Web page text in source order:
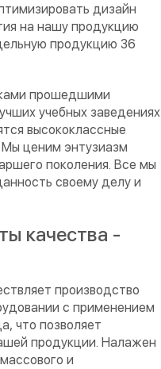
дизайн
на нашу продукцию
продукцию 36
прошедшими
учебных заведениях
высококлассные
Мы ценим энтузиазм
поколения. Все мы
своему делу и
качества -
производство
с применением
что позволяет
продукции. Налажен
и